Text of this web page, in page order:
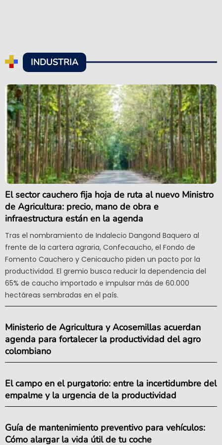
INDUSTRIA
El sector cauchero fija hoja de ruta al nuevo Ministro
de Agricultura: precio, mano de obra e
infraestructura están en la agenda
Tras el nombramiento de Indalecio Dangond Baquero al
frente de la cartera agraria, Confecaucho, el Fondo de
Fomento Cauchero y Cenicaucho piden un pacto por la
productividad. El gremio busca reducir la dependencia del
65% de caucho importado e impulsar más de 60.000
hectáreas sembradas en el país.
Ministerio de Agricultura y Acosemillas acuerdan
agenda para fortalecer la productividad del agro
colombiano
El campo en el purgatorio: entre la incertidumbre del
empalme y la urgencia de la productividad
Guía de mantenimiento preventivo para vehículos:
Cómo alargar la vida útil de tu coche